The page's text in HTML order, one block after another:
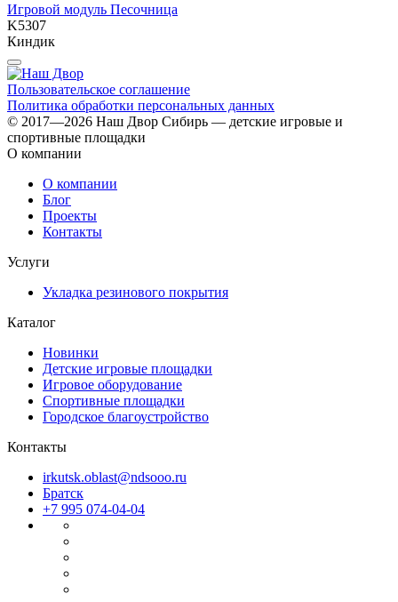
Игровой модуль Песочница
K5307
Киндик
Пользовательское соглашение
Политика обработки персональных данных
© 2017—2026 Наш Двор Сибирь — детские игровые и
спортивные площадки
О компании
О компании
Блог
Проекты
Контакты
Услуги
Укладка резинового покрытия
Каталог
Новинки
Детские игровые площадки
Игровое оборудование
Спортивные площадки
Городское благоустройство
Контакты
irkutsk.oblast@ndsooo.ru
Братск
+7 995 074-04-04